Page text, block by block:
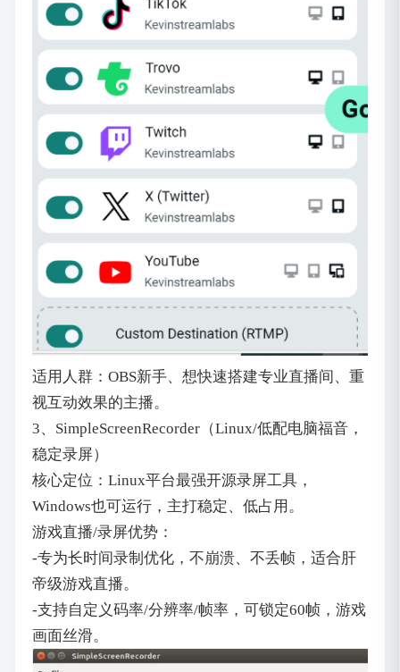
适用人群：OBS新手、想快速搭建专业直播间、重
视互动效果的主播。
3、SimpleScreenRecorder（Linux/低配电脑福音，
稳定录屏）
核心定位：Linux平台最强开源录屏工具，
Windows也可运行，主打稳定、低占用。
游戏直播/录屏优势：
-专为长时间录制优化，不崩溃、不丢帧，适合肝
帝级游戏直播。
-支持自定义码率/分辨率/帧率，可锁定60帧，游戏
画面丝滑。